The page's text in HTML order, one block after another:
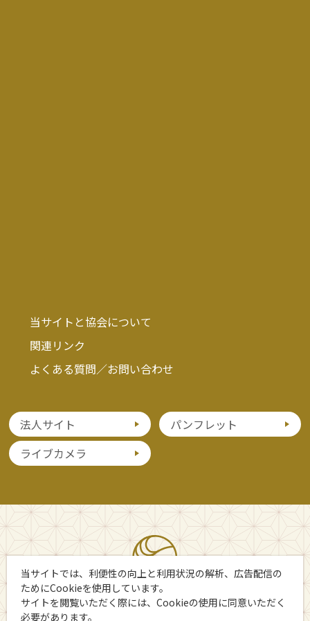
当サイトと協会について
関連リンク
よくある質問／お問い合わせ
法人サイト
パンフレット
ライブカメラ
当サイトでは、利便性の向上と利用状況の解析、広告配信の
ためにCookieを使用しています。
サイトを閲覧いただく際には、Cookieの使用に同意いただく
必要があります。